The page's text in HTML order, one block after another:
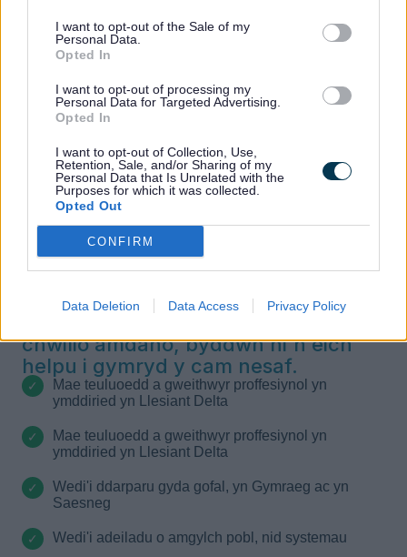
I want to opt-out of the Sale of my
Personal Data.
Opted In
I want to opt-out of processing my
Personal Data for Targeted Advertising.
Opted In
I want to opt-out of Collection, Use,
Retention, Sale, and/or Sharing of my
Personal Data that Is Unrelated with the
Purposes for which it was collected.
Opted Out
CONFIRM
Data Deletion Data Access Privacy Policy
Galluogi
Galluogi digidol ac ailgynllunio gwasanaethau
Pam dewis ni?
chwilio amdano, byddwn ni'n eich
helpu i gymryd y cam nesaf.
Mae teuluoedd a gweithwyr proffesiynol yn
ymddiried yn Llesiant Delta
Mae teuluoedd a gweithwyr proffesiynol yn
ymddiried yn Llesiant Delta
Wedi'i ddarparu gyda gofal, yn Gymraeg ac yn
Saesneg
Wedi'i adeiladu o amgylch pobl, nid systemau